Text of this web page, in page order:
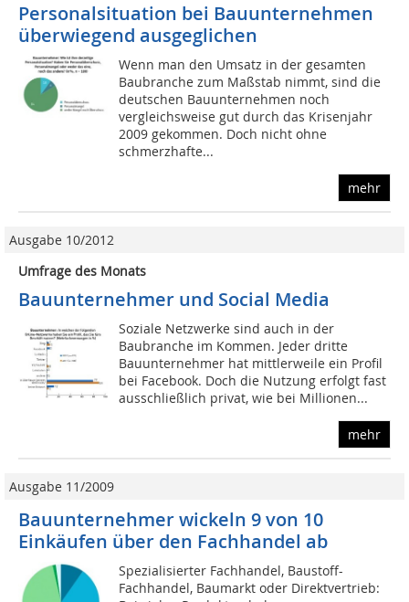
Personalsituation bei Bauunternehmen
überwiegend ausgeglichen
Wenn man den Umsatz in der gesamten
Baubranche zum Maßstab nimmt, sind die
deutschen Bauunternehmen noch
vergleichsweise gut durch das Krisenjahr
2009 gekommen. Doch nicht ohne
schmerzhafte...
mehr
Ausgabe 10/2012
Umfrage des Monats
Bauunternehmer und Social Media
Soziale Netzwerke sind auch in der
Baubranche im Kommen. Jeder dritte
Bauunternehmer hat mittlerweile ein Profil
bei Facebook. Doch die Nutzung erfolgt fast
ausschließlich privat, wie bei Millionen...
mehr
Ausgabe 11/2009
Bauunternehmer wickeln 9 von 10
Einkäufen über den Fachhandel ab
Spezialisierter Fachhandel, Baustoff-
Fachhandel, Baumarkt oder Direktvertrieb: